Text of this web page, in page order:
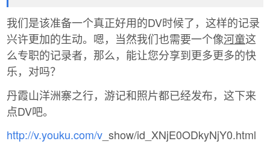
我们是该准备一个真正好用的DV时候了，这样的记录
兴许更加的生动。嗯，当然我们也需要一个像河童这
么专职的记录者，那么，能让您分享到更多更多的快
乐，对吗？
丹霞山洋洲寨之行，游记和照片都已经发布，这下来
点DV吧。
http://v.youku.com/v _show/id_XNjE0ODkyNjY0.html